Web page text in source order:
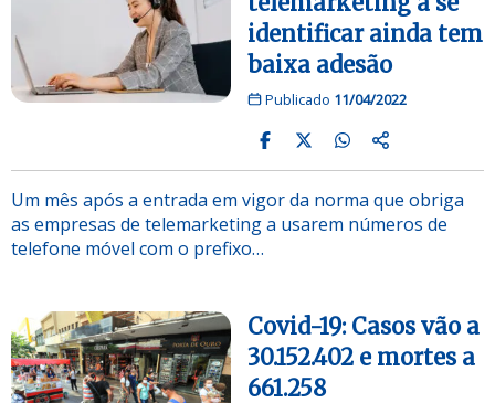
identificar ainda tem
baixa adesão
Publicado 11/04/2022
Um mês após a entrada em vigor da norma que obriga
as empresas de telemarketing a usarem números de
telefone móvel com o prefixo…
Covid-19: Casos vão a
30.152.402 e mortes a
661.258